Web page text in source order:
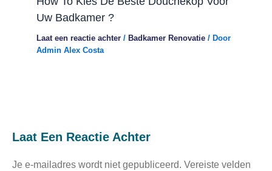
Uw Badkamer ?
Laat een reactie achter / Badkamer Renovatie / Door
Admin Alex Costa
Laat Een Reactie Achter
Je e-mailadres wordt niet gepubliceerd. Vereiste velden